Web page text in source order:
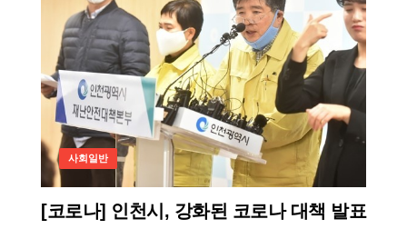
사회일반
[코로나] 인천시, 강화된 코로나 대책 발표